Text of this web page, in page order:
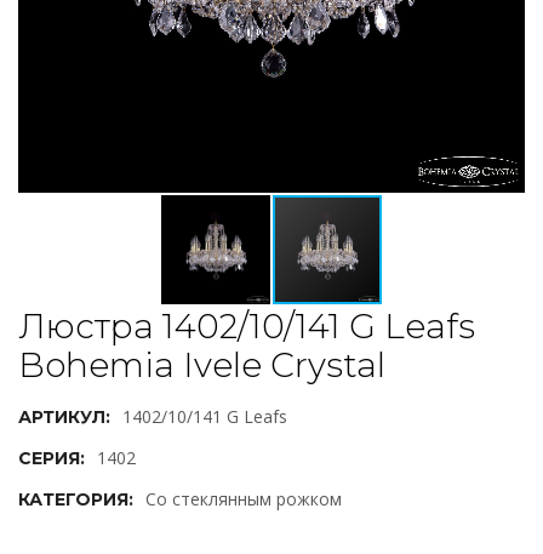
Люстра 1402/10/141 G Leafs
Bohemia Ivele Crystal
АРТИКУЛ: 1402/10/141 G Leafs
СЕРИЯ: 1402
КАТЕГОРИЯ: Со стеклянным рожком